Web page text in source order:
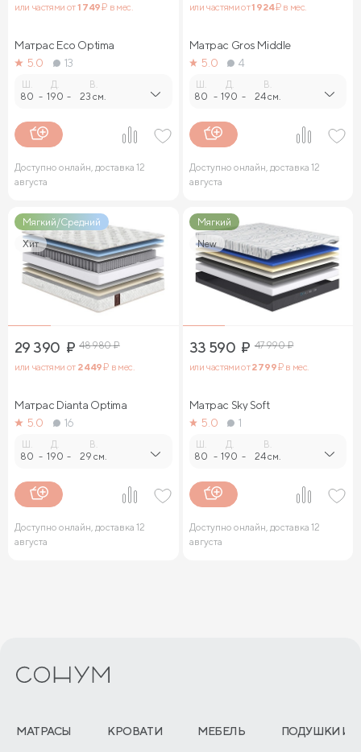
или частями от1 749₽ в мес.
Матрас Eco Optima
5.0
13
80 -
Д.
190 -
В.
23 см.
Доступно онлайн, доставка 12
августа
или частями от1 924₽ в мес.
Матрас Gros Middle
5.0
4
80 -
Д.
190 -
В.
24 см.
Доступно онлайн, доставка 12
августа
Мягкий/Средний
Хит
29 390 ₽ 48 980₽
или частями от 2 449₽ в мес.
Матрас Dianta Optima
5.0
16
80 -
Д.
190 -
В.
29 см.
Доступно онлайн, доставка 12
августа
Мягкий
New
33 590 ₽ 47 990₽
или частями от2 799₽ в мес.
Матрас Sky Soft
5.0
1
80 -
Д.
190 -
В.
24 см.
Доступно онлайн, доставка 12
августа
МАТРАСЫ КРОВАТИ МЕБЕЛЬ ПОДУШКИ И